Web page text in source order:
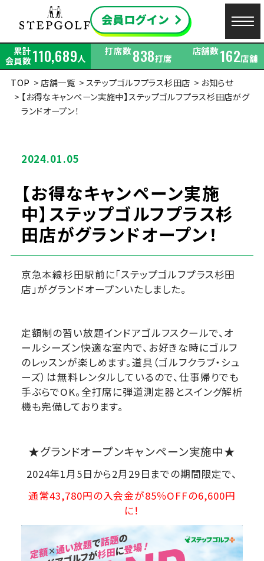
累計
会員数110,689人
打席数838打席
店舗数162店舗
TOP
店舗一覧 ステップゴルフプラス杉田店
お知らせ
【お得なキャンペーン実施中】ステップゴルフプラス杉田店がグ
ランドオープン！
2024.01.05
【お得なキャンペーン実施
中】ステップゴルフプラス杉
田店がグランドオープン！
京急本線杉田駅前に「ステップゴルフプラス杉田
店」がグランドオープンいたしました。
定額制の習い放題インドアゴルフスクールで、オ
ールシーズン快適な室内で、お好きな時にゴルフ
のレッスンが楽しめます。道具（ゴルフクラブ・シュ
ーズ）は無料レンタルしているので、仕事帰りでも
手ぶらでOK。全打席に弾道測定器とスイング解析
機も完備しております。
★グランドオープンキャンペーン実施中★
2024年1月5日から2月29日までの期間限定で、
通常43,780円の入会金が85％OFFの6,600円
に！